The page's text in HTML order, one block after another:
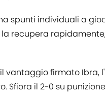
spunti individuali a
recupera
vantaggio firmato Ibra,
Sfiora il 2-0 su